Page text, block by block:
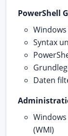
PowerShell
Syntax
Daten
(WMI)